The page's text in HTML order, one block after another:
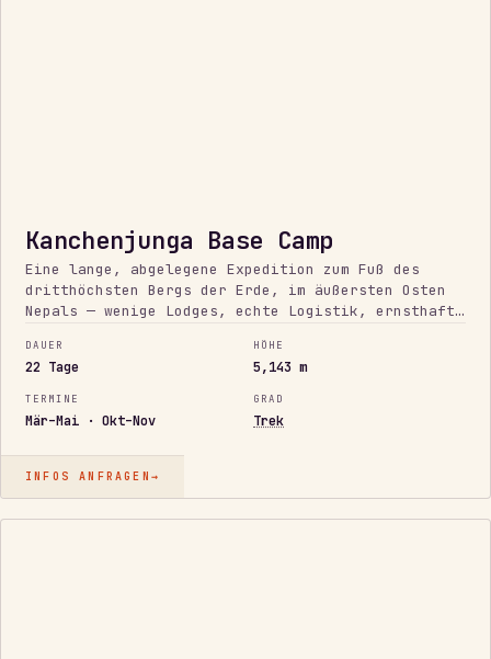
Kanchenjunga Base Camp
Eine lange, abgelegene Expedition zum Fuß des
dritthöchsten Bergs der Erde, im äußersten Osten
Nepals — wenige Lodges, echte Logistik, ernsthafte
Gelände.
DAUER
22 Tage
HÖHE
5,143 m
TERMINE
Mär–Mai · Okt–Nov
GRAD
Trek
INFOS ANFRAGEN →